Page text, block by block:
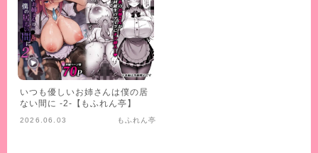
いつも優しいお姉さんは僕の居
ない間に -2-【もふれん亭】
2026.06.03 もふれん亭